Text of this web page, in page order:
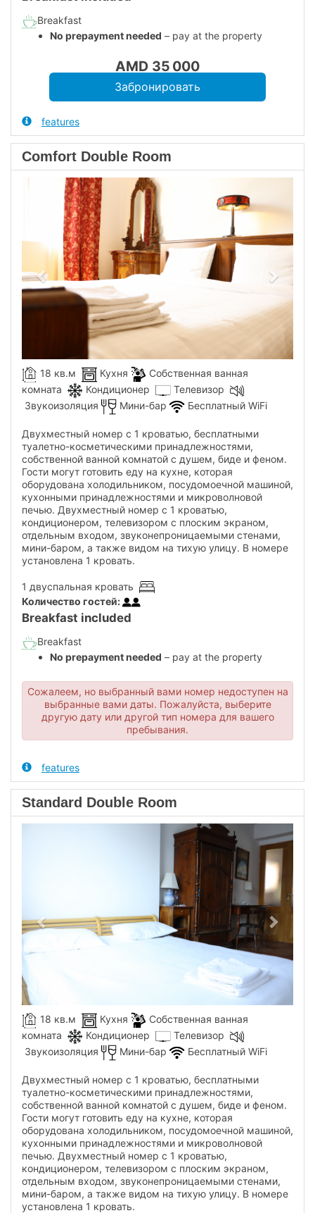
Breakfast
No prepayment needed – pay at the property
AMD 35 000
features
Comfort Double Room
Previous Next
18 кв.м Кухня
Собственная ванная
комната
Кондиционер
Телевизор
Звукоизоляция
Мини-бар Бесплатный WiFi
Двухместный номер с 1 кроватью, бесплатными
туалетно-косметическими принадлежностями,
собственной ванной комнатой с душем, биде и феном.
Гости могут готовить еду на кухне, которая
оборудована холодильником, посудомоечной машиной,
кухонными принадлежностями и микроволновой
печью. Двухместный номер с 1 кроватью,
кондиционером, телевизором с плоским экраном,
отдельным входом, звуконепроницаемыми стенами,
мини-баром, а также видом на тихую улицу. В номере
установлена ​​1 кровать.
1 двуспальная кровать
Количество гостей:
Breakfast included
Breakfast
No prepayment needed – pay at the property
Сожалеем, но выбранный вами номер недоступен на
выбранные вами даты. Пожалуйста, выберите
другую дату или другой тип номера для вашего
пребывания.
features
Standard Double Room
Previous Next
18 кв.м Кухня
Собственная ванная
комната
Кондиционер
Телевизор
Звукоизоляция
Мини-бар Бесплатный WiFi
Двухместный номер с 1 кроватью, бесплатными
туалетно-косметическими принадлежностями,
собственной ванной комнатой с душем, биде и феном.
Гости могут готовить еду на кухне, которая
оборудована холодильником, посудомоечной машиной,
кухонными принадлежностями и микроволновой
печью. Двухместный номер с 1 кроватью,
кондиционером, телевизором с плоским экраном,
отдельным входом, звуконепроницаемыми стенами,
мини-баром, а также видом на тихую улицу. В номере
установлена ​​1 кровать.